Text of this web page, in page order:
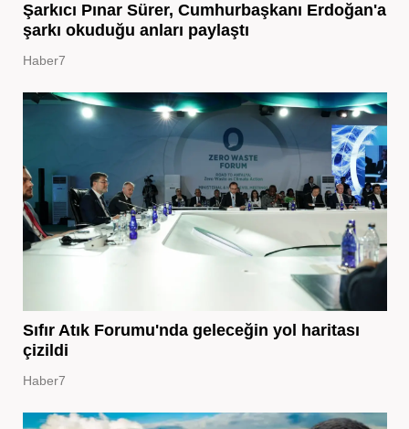
Şarkıcı Pınar Sürer, Cumhurbaşkanı Erdoğan'a
şarkı okuduğu anları paylaştı
Haber7
Sıfır Atık Forumu'nda geleceğin yol haritası
çizildi
Haber7